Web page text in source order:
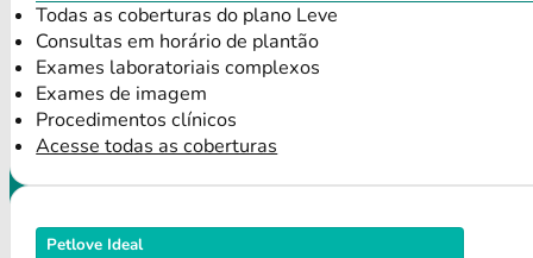
Todas as coberturas do plano Leve
Consultas em horário de plantão
Exames laboratoriais complexos
Exames de imagem
Procedimentos clínicos
Acesse todas as coberturas
Petlove Ideal